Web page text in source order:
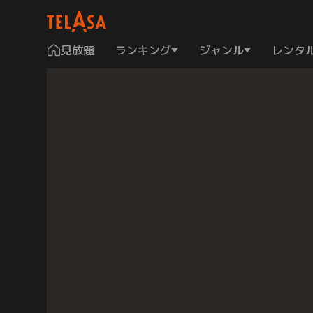
見放題 ランキング ジャンル レンタ